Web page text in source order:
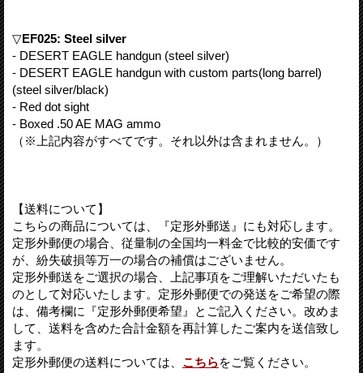
▽EF025: Steel silver
- DESERT EAGLE handgun (steel silver)
- DESERT EAGLE handgun with custom parts(long barrel)
(steel silver/black)
- Red dot sight
- Boxed .50 AE MAG ammo
（※上記内容がすべてです。それ以外は含まれません。）
【送料について】
こちらの商品については、『定形外郵送』にも対応します。
定形外郵便の場合、従量制の全国均一料金で比較的安価です
が、紛失破損等万一の場合の補償はございません。
定形外郵送をご選択の場合、上記事項をご理解いただいたも
のとして対応いたします。定形外郵便での発送をご希望の際
は、備考欄に『定形外郵便希望』とご記入ください。改めま
して、送料を含めた合計金額を再計算したご案内を送信致し
ます。
定形外郵便の送料については、 こちらをご覧ください。